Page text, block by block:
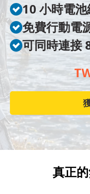
10 小時電
免費行動電
可同時連接
真正